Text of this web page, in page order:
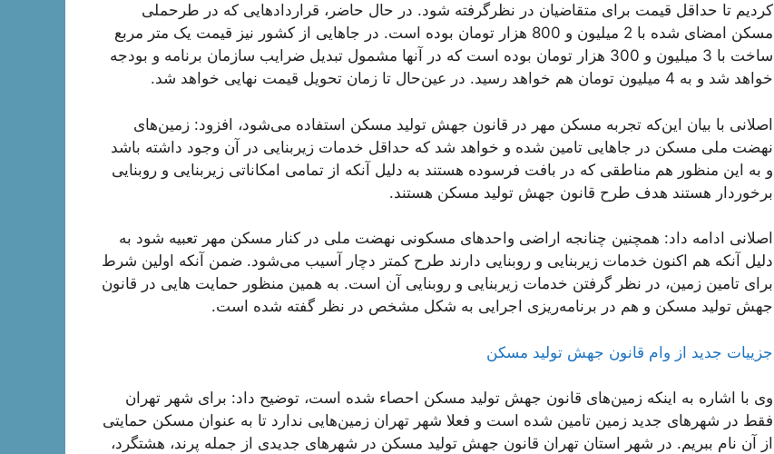
کردیم تا حداقل قیمت برای متقاضیان در نظرگرفته شود. در حال حاضر، قراردادهایی که در طرحملی
مسکن امضای شده با 2 میلیون و 800 هزار تومان بوده است. در جاهایی از کشور نیز قیمت یک متر مربع
ساخت با 3 میلیون و 300 هزار تومان بوده است که در آنها مشمول تبدیل ضرایب سازمان برنامه و بودجه
خواهد شد و به 4 میلیون تومان هم خواهد رسید. در عین‌حال تا زمان تحویل قیمت نهایی خواهد شد.
اصلانی با بیان این‌که تجربه مسکن مهر در قانون جهش تولید مسکن استفاده می‌شود، افزود: زمین‌های
نهضت ملی مسکن در جاهایی تامین شده و خواهد شد که حداقل خدمات زیربنایی در آن وجود داشته باشد
و به این منظور هم مناطقی که در بافت فرسوده هستند به دلیل آنکه از تمامی امکاناتی زیربنایی و روبنایی
برخوردار هستند هدف طرح قانون جهش تولید مسکن هستند.
اصلانی ادامه داد: همچنین چنانجه اراضی واحدهای مسکونی نهضت ملی در کنار مسکن مهر تعبیه شود به
دلیل آنکه هم اکنون خدمات زیربنایی و روبنایی دارند طرح کمتر دچار آسیب می‌شود. ضمن آنکه اولین شرط
برای تامین زمین، در نظر گرفتن خدمات زیربنایی و روبنایی آن است. به همین منظور حمایت هایی در قانون
جهش تولید مسکن و هم در برنامه‌ریزی اجرایی به شکل مشخص در نظر گفته شده است.
جزيیات جدید از وام قانون جهش تولید مسکن
وی با اشاره به اینکه زمین‌های قانون جهش تولید مسکن احصاء شده است، توضیح داد: برای شهر تهران
فقط در شهرهای جدید زمین تامین شده است و فعلا شهر تهران زمین‌هایی ندارد تا به عنوان مسکن حمایتی
از آن نام ببریم. در شهر استان تهران قانون جهش تولید مسکن در شهرهای جدیدی از جمله پرند، هشتگرد،